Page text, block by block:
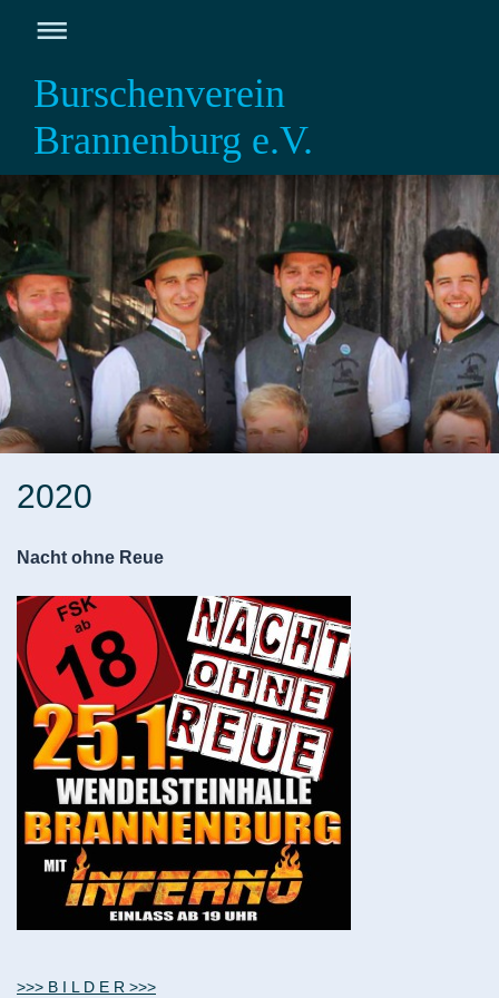
Burschenverein
Brannenburg e.V.
2020
Nacht ohne Reue
>>> B I L D E R >>>